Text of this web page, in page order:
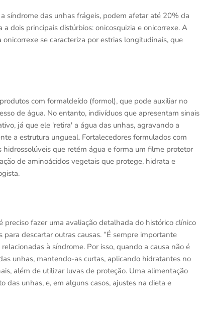
síndrome das unhas frágeis, podem afetar até 20% da
dois principais distúrbios: onicosquizia e onicorrexe. A
se caracteriza por estrias longitudinais, que
com formaldeído (formol), que pode auxiliar no
de água. No entanto, indivíduos que apresentam sinais
já que ele 'retira' a água das unhas, agravando a
a estrutura ungueal. Fortalecedores formulados com
que retém água e forma um filme protetor
de aminoácidos vegetais que protege, hidrata e
fazer uma avaliação detalhada do histórico clínico
descartar outras causas. “É sempre importante
à síndrome. Por isso, quando a causa não é
unhas, mantendo-as curtas, aplicando hidratantes no
além de utilizar luvas de proteção. Uma alimentação
unhas, e, em alguns casos, ajustes na dieta e